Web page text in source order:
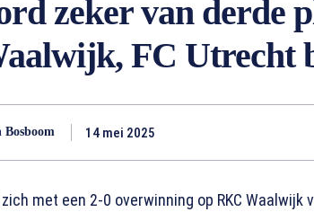
zeker van derde
FC Utrecht
Bosboom 14 mei 2025
met een 2-0 overwinning op RKC Waalwijk